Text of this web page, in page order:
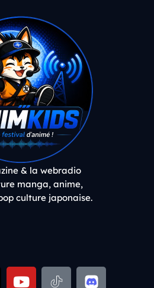
& la webradio
manga, anime,
culture japonaise.